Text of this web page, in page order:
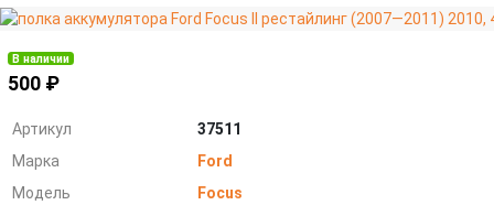
В наличии
500 ₽
Артикул
37511
Марка
Ford
Модель
Focus